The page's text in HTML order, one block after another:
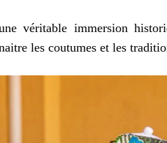
véritable immersion
les coutumes et les